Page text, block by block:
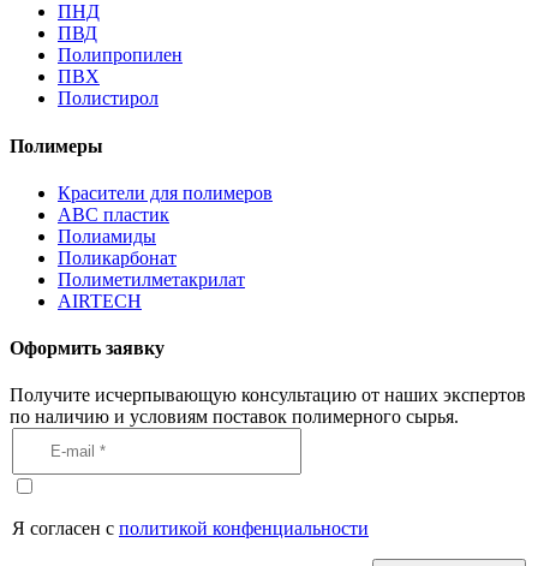
ПНД
ПВД
Полипропилен
ПВХ
Полистирол
Полимеры
Красители для полимеров
АВС пластик
Полиамиды
Поликарбонат
Полиметилметакрилат
AIRTECH
Оформить заявку
Получите исчерпывающую консультацию от наших экспертов
по наличию и условиям поставок полимерного сырья.
Я согласен с политикой конфенциальности